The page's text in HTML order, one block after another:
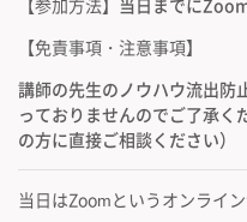
【免責事項・注意事項】
講師の先生のノウハウ流出防
っておりませんのでご了承く
の方に直接ご相談ください）
当日はZoomというオンライ